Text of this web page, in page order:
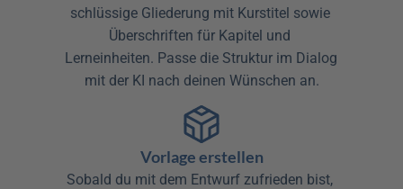
schlüssige Gliederung mit Kurstitel sowie
Überschriften für Kapitel und
Lerneinheiten. Passe die Struktur im Dialog
mit der KI nach deinen Wünschen an.
Vorlage erstellen
Sobald du mit dem Entwurf zufrieden bist,